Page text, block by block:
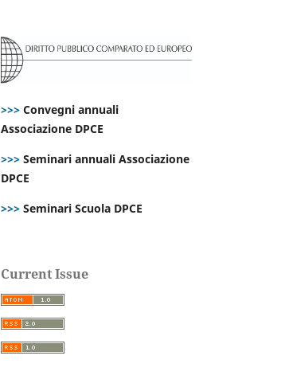
>>> Convegni annuali
Associazione DPCE
>>> Seminari annuali Associazione
DPCE
>>> Seminari Scuola DPCE
Current Issue